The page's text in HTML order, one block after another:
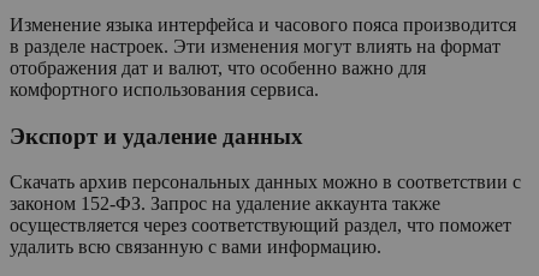
Изменение языка интерфейса и часового пояса производится
в разделе настроек. Эти изменения могут влиять на формат
отображения дат и валют, что особенно важно для
комфортного использования сервиса.
Экспорт и удаление данных
Скачать архив персональных данных можно в соответствии с
законом 152-ФЗ. Запрос на удаление аккаунта также
осуществляется через соответствующий раздел, что поможет
удалить всю связанную с вами информацию.